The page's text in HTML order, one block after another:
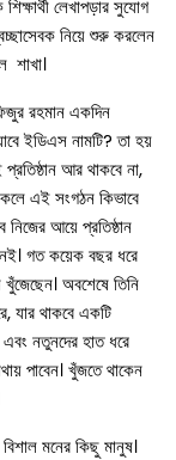
লেখাপড়ার সুযোগ
নিয়ে শুরু করলেন
শাখা।
রহমান একদিন
ইডিএস নামটি? তা হয়
আর থাকবে না,
এই সংগঠন কিভাবে
আয়ে প্রতিষ্ঠান
গত কয়েক বছর ধরে
অবশেষে তিনি
যার থাকবে একটি
এবং নতুনদের হাত ধরে
পাবেন। খুঁজতে থাকেন
মনের কিছু মানুষ।